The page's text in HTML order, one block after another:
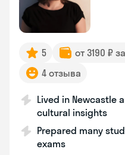
5 от 3190 ₽
4 отзыва
Lived in Newcastle
cultural insights
Prepared many
exams